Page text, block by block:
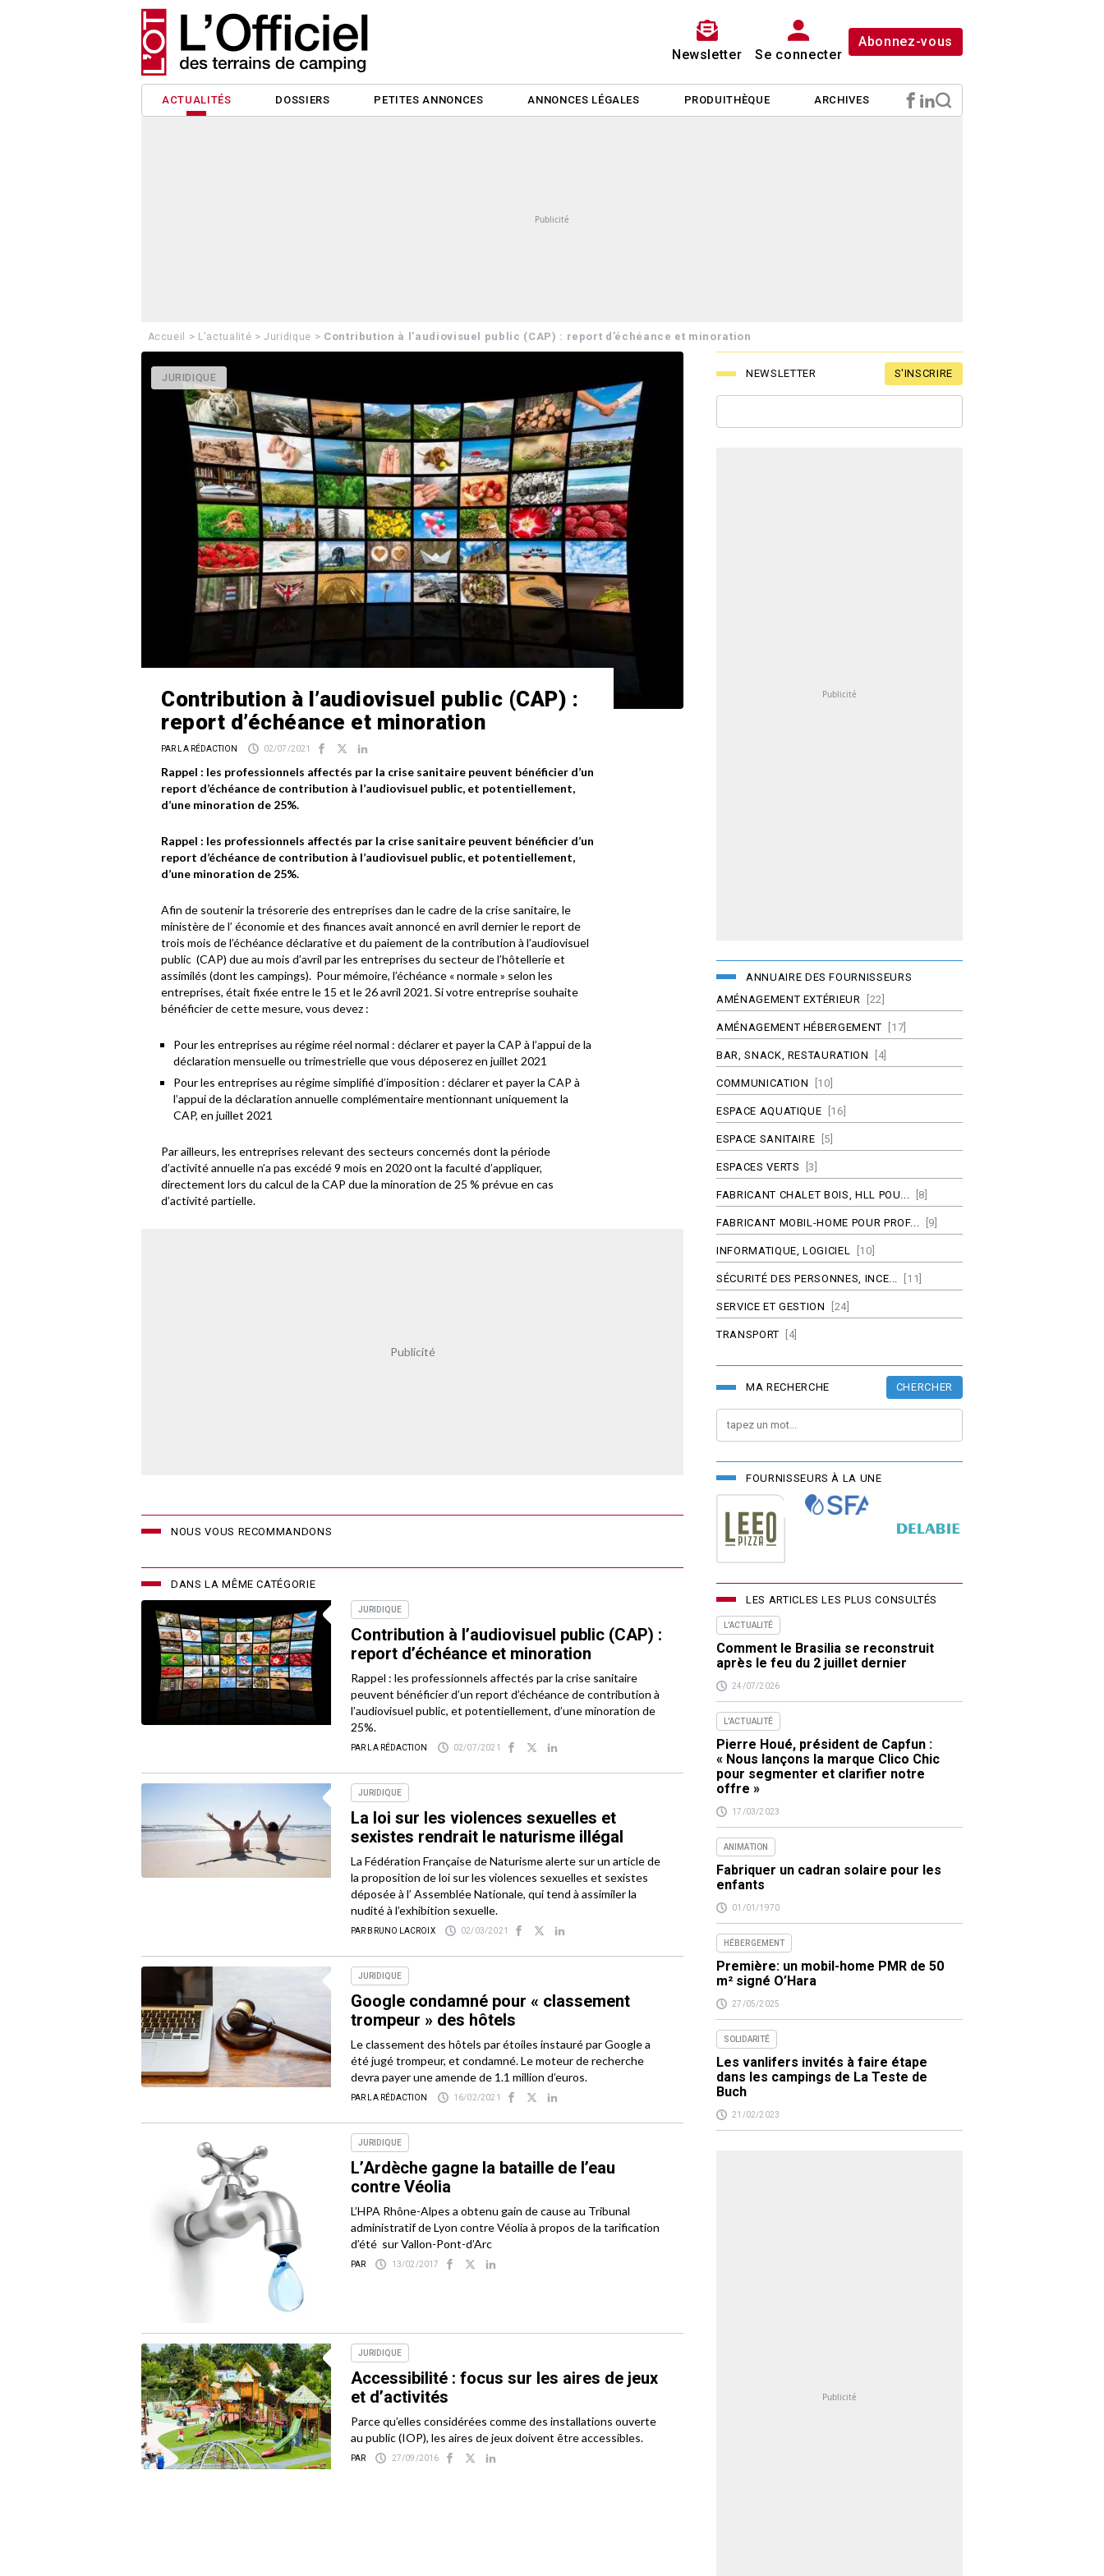
Newsletter Se connecter
Abonnez-vous
ACTUALITÉS DOSSIERS PETITES ANNONCES ANNONCES LÉGALES PRODUITHÈQUE ARCHIVES
Accueil > L'actualité >Juridique > Contribution à l’audiovisuel public (CAP) : report d’échéance et minoration
JURIDIQUE
Contribution à l’audiovisuel public (CAP) :
report d’échéance et minoration
PAR LA RÉDACTION 02/07/2021
Rappel : les professionnels affectés par la crise sanitaire peuvent bénéficier d’un
report d’échéance de contribution à l’audiovisuel public, et potentiellement,
d’une minoration de 25%.
Rappel : les professionnels affectés par la crise sanitaire peuvent bénéficier d’un
report d’échéance de contribution à l’audiovisuel public, et potentiellement,
d’une minoration de 25%.
Afin de soutenir la trésorerie des entreprises dan le cadre de la crise sanitaire, le
ministère de l’ économie et des finances avait annoncé en avril dernier le report de
trois mois de l’échéance déclarative et du paiement de la contribution à l’audiovisuel
public (CAP) due au mois d’avril par les entreprises du secteur de l’hôtellerie et
assimilés (dont les campings). Pour mémoire, l’échéance « normale » selon les
entreprises, était fixée entre le 15 et le 26 avril 2021. Si votre entreprise souhaite
bénéficier de cette mesure, vous devez :
Pour les entreprises au régime réel normal : déclarer et payer la CAP à l’appui de la
déclaration mensuelle ou trimestrielle que vous déposerez en juillet 2021
Pour les entreprises au régime simplifié d’imposition : déclarer et payer la CAP à
l’appui de la déclaration annuelle complémentaire mentionnant uniquement la
CAP, en juillet 2021
Par ailleurs, les entreprises relevant des secteurs concernés dont la période
d’activité annuelle n’a pas excédé 9 mois en 2020 ont la faculté d’appliquer,
directement lors du calcul de la CAP due la minoration de 25 % prévue en cas
d’activité partielle.
NOUS VOUS RECOMMANDONS
DANS LA MÊME CATÉGORIE
JURIDIQUE
Contribution à l’audiovisuel public (CAP) :
report d’échéance et minoration
Rappel : les professionnels affectés par la crise sanitaire
peuvent bénéficier d’un report d’échéance de contribution à
l’audiovisuel public, et potentiellement, d’une minoration de
25%.
PAR LA RÉDACTION 02/07/2021
JURIDIQUE
La loi sur les violences sexuelles et
sexistes rendrait le naturisme illégal
La Fédération Française de Naturisme alerte sur un article de
la proposition de loi sur les violences sexuelles et sexistes
déposée à l’ Assemblée Nationale, qui tend à assimiler la
nudité à l’exhibition sexuelle.
PAR BRUNO LACROIX 02/03/2021
JURIDIQUE
Google condamné pour « classement
trompeur » des hôtels
Le classement des hôtels par étoiles instauré par Google a
été jugé trompeur, et condamné. Le moteur de recherche
devra payer une amende de 1.1 million d’euros.
PAR LA RÉDACTION 16/02/2021
JURIDIQUE
L’Ardèche gagne la bataille de l’eau
contre Véolia
L’HPA Rhône-Alpes a obtenu gain de cause au Tribunal
administratif de Lyon contre Véolia à propos de la tarification
d’été sur Vallon-Pont-d’Arc
PAR 13/02/2017
JURIDIQUE
Accessibilité : focus sur les aires de jeux
et d’activités
Parce qu’elles considérées comme des installations ouverte
au public (IOP), les aires de jeux doivent être accessibles.
PAR 27/09/2016
NEWSLETTER S'INSCRIRE
ANNUAIRE DES FOURNISSEURS
AMÉNAGEMENT EXTÉRIEUR
[22]
AMÉNAGEMENT HÉBERGEMENT [17]
BAR, SNACK, RESTAURATION [4]
COMMUNICATION [10]
ESPACE AQUATIQUE [16]
ESPACE SANITAIRE [5]
ESPACES VERTS [3]
FABRICANT CHALET BOIS, HLL POU... [8]
FABRICANT MOBIL-HOME POUR PROF... [9]
INFORMATIQUE, LOGICIEL [10]
SÉCURITÉ DES PERSONNES, INCE... [11]
SERVICE ET GESTION [24]
TRANSPORT [4]
MA RECHERCHE CHERCHER
FOURNISSEURS À LA UNE
LES ARTICLES LES PLUS CONSULTÉS
L'ACTUALITÉ
Comment le Brasilia se reconstruit
après le feu du 2 juillet dernier
24/07/2026
L'ACTUALITÉ
Pierre Houé, président de Capfun :
« Nous lançons la marque Clico Chic
pour segmenter et clarifier notre
offre »
17/03/2023
ANIMATION
Fabriquer un cadran solaire pour les
enfants
01/01/1970
HÉBERGEMENT
Première: un mobil-home PMR de 50
m² signé O’Hara
27/05/2025
SOLIDARITÉ
Les vanlifers invités à faire étape
dans les campings de La Teste de
Buch
21/02/2023